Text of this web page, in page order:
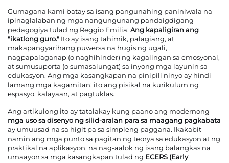
Gumagana kami batay sa isang pangunahing paniniwala na
ipinaglalaban ng mga nangungunang pandaigdigang
pedagogiya tulad ng Reggio Emilia: Ang kapaligiran ang
"ikatlong guro." Ito ay isang tahimik, palagiang, at
makapangyarihang puwersa na hugis ng ugali,
nagpapalaganap (o naghihinder) ng kagalingan sa emosyonal,
at sumusuporta (o sumasalungat) sa inyong mga layunin sa
edukasyon. Ang mga kasangkapan na pinipili ninyo ay hindi
lamang mga kagamitan; ito ang pisikal na kurikulum ng
espasyo, kalayaan, at pagtuklas.
Ang artikulong ito ay tatalakay kung paano ang modernong
mga uso sa disenyo ng silid-aralan para sa maagang pagkabata
ay umuusad na sa higit pa sa simpleng paggana. Ikakabit
namin ang mga punto sa pagitan ng teorya sa edukasyon at ng
praktikal na aplikasyon, na nag-aalok ng isang balangkas na
umaayon sa mga kasangkapan tulad ng ECERS (Early